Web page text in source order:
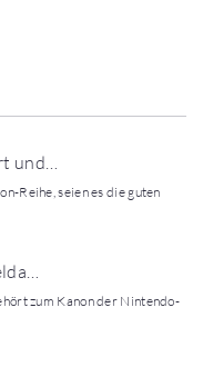
und…
Reihe, seien es die guten
zum Kanon der Nintendo-